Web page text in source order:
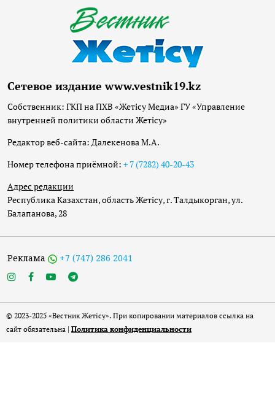
Сетевое издание www.vestnik19.kz
Собственник: ГКП на ПХВ «Жетісу Медиа» ГУ «Управление
внутренней политики области Жетісу»
Редактор веб-сайта: Далекенова М.А.
Номер телефона приёмной: + 7 (7282) 40-20-43
Адрес редакции
Республика Казахстан, область Жетісу, г. Талдыкорган, ул.
Балапанова, 28
Реклама +7 (747) 286 2041
© 2023-2025 «Вестник Жетісу». При копировании материалов ссылка на
сайт обязательна | Политика конфиденциальности